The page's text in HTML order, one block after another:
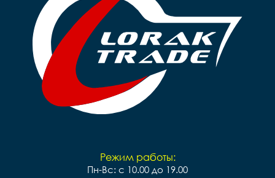
Режим работы:
Пн-Вс: с 10.00 до 19.00